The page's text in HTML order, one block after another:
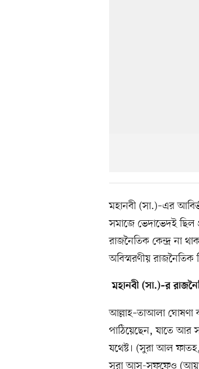
মহানবী (সা.)–এর
সমাজে ভেদাভেদই ছিল
রাজনৈতিক কেন্দ্র না
অবিস্মরণীয় রাজনৈতিক
মহানবী (সা.)–র
আল্লাহ–তাআলা ঘোষণা
পাঠিয়েছেন, যাতে আর
যথেষ্ট। (সুরা আল
সুরা আস-সফ্‌ফেও